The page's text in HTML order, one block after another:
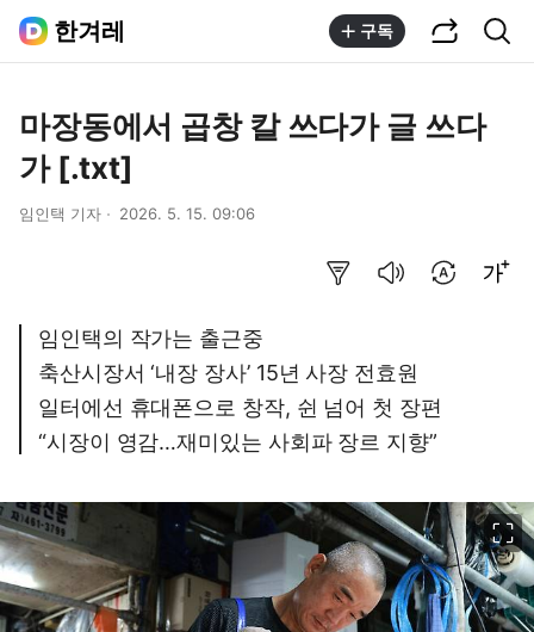
한겨레 구독
마장동에서 곱창 칼 쓰다가 글 쓰다
가 [.txt]
임인택 기자 2026. 5. 15. 09:06
임인택의 작가는 출근중
축산시장서 ‘내장 장사’ 15년 사장 전효원
일터에선 휴대폰으로 창작, 쉰 넘어 첫 장편
“시장이 영감…재미있는 사회파 장르 지향”